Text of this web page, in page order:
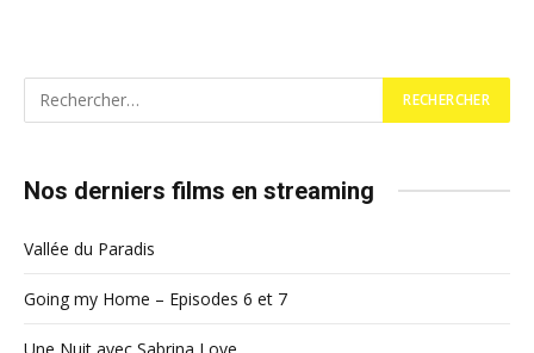
Nos derniers films en streaming
Vallée du Paradis
Going my Home – Episodes 6 et 7
Une Nuit avec Sabrina Love